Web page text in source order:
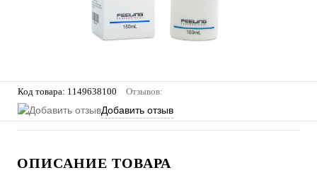
Код товара: 1149638100 Отзывов:
Добавить отзыв
ОПИСАНИЕ ТОВАРА